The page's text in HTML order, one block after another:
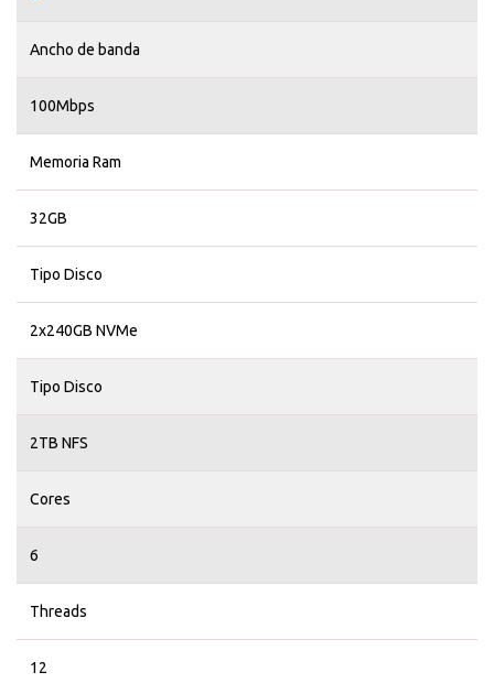
Ancho de banda
100Mbps
Memoria Ram
32GB
Tipo Disco
2x240GB NVMe
Tipo Disco
2TB NFS
Cores
6
Threads
12